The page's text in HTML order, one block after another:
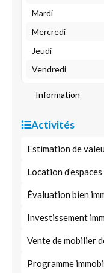
Mardi
Mercredi
Jeudi
Vendredi
Information
Activités
Estimation de
Location
Évaluation bien
Investissement
Vente de mobilier
Programme